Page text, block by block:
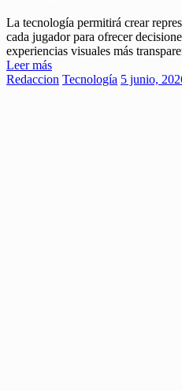
La tecnología permitirá crear
cada jugador para ofrecer
experiencias visuales más
Leer más
Redaccion Tecnología 5 junio,